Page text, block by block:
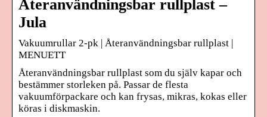
Återanvändningsbar rullplast –
Jula
Vakuumrullar 2-pk | Återanvändningsbar rullplast |
MENUETT
Återanvändningsbar rullplast som du själv kapar och
bestämmer storleken på. Passar de flesta
vakuumförpackare och kan frysas, mikras, kokas eller
köras i diskmaskin.